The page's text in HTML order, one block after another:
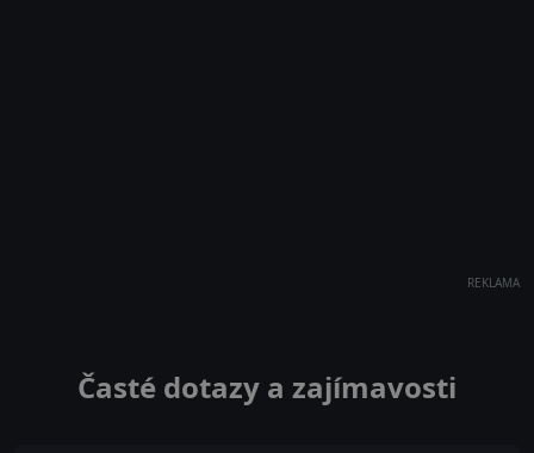
REKLAMA
Časté dotazy a zajímavosti